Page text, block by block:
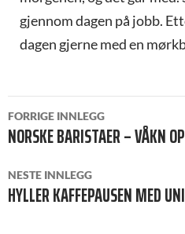
gjennom dagen på jobb.
dagen gjerne med en
INNLEGGSNAVIGASJON
FORRIGE INNLEGG
NORSKE BARISTAER – VÅKN
NESTE INNLEGG
HYLLER KAFFEPAUSEN MED